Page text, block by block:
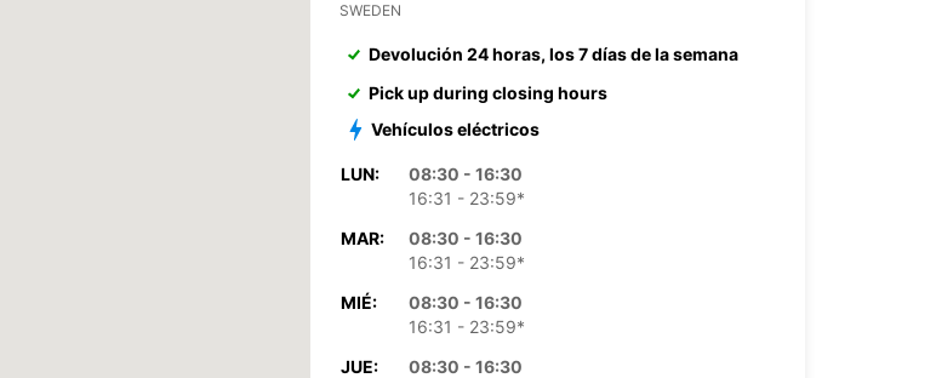
SWEDEN
Devolución 24 horas, los 7 días de la semana
Pick up during closing hours
Vehículos eléctricos
LUN:
08:30 - 16:30
16:31 - 23:59*
MAR:
08:30 - 16:30
16:31 - 23:59*
MIÉ:
08:30 - 16:30
16:31 - 23:59*
JUE:
08:30 - 16:30